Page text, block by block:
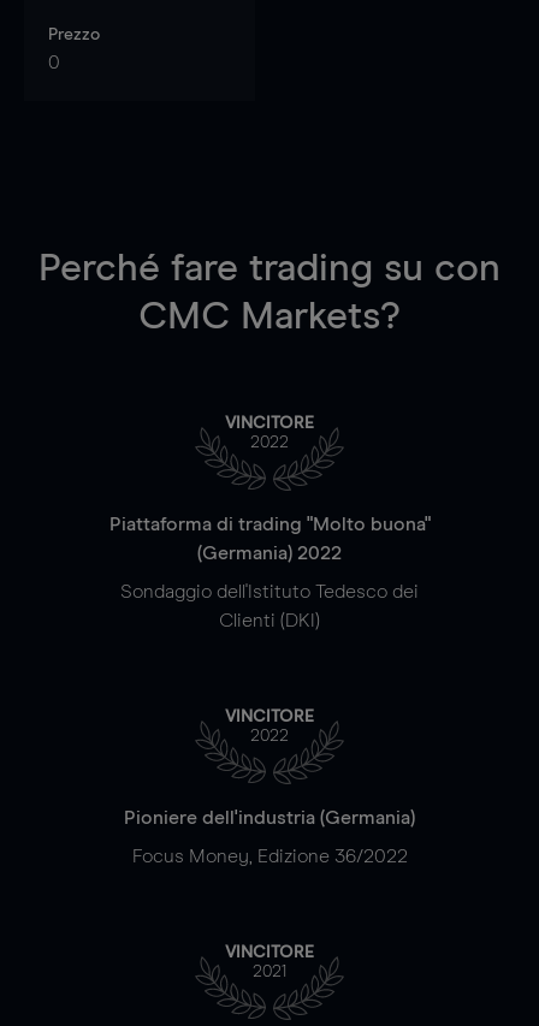
Prezzo
0
Perché fare trading su con
CMC Markets?
VINCITORE
2022
Piattaforma di trading "Molto buona"
(Germania) 2022
Sondaggio dell'Istituto Tedesco dei
Clienti (DKI)
VINCITORE
2022
Pioniere dell'industria (Germania)
Focus Money, Edizione 36/2022
VINCITORE
2021